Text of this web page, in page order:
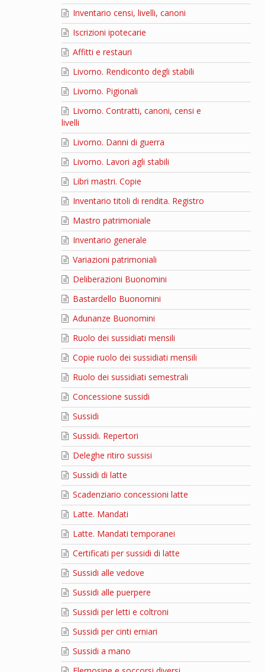
Inventario censi, livelli, canoni
Iscrizioni ipotecarie
Affitti e restauri
Livorno. Rendiconto degli stabili
Livorno. Pigionali
Livorno. Contratti, canoni, censi e
livelli
Livorno. Danni di guerra
Livorno. Lavori agli stabili
Libri mastri. Copie
Inventario titoli di rendita. Registro
Mastro patrimoniale
Inventario generale
Variazioni patrimoniali
Deliberazioni Buonomini
Bastardello Buonomini
Adunanze Buonomini
Ruolo dei sussidiati mensili
Copie ruolo dei sussidiati mensili
Ruolo dei sussidiati semestrali
Concessione sussidi
Sussidi
Sussidi. Repertori
Deleghe ritiro sussisi
Sussidi di latte
Scadenziario concessioni latte
Latte. Mandati
Latte. Mandati temporanei
Certificati per sussidi di latte
Sussidi alle vedove
Sussidi alle puerpere
Sussidi per letti e coltroni
Sussidi per cinti erniari
Sussidi a mano